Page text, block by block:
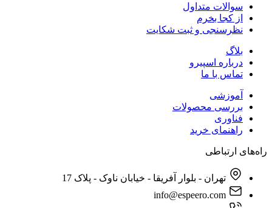
سوالات متداول
از کجا بخرم
نظرسنجی و ثبت شکایت
بلاگ
درباره اسپیرو
تماس با ما
آموزشی
بررسی محصولات
فناوری
راهنمای خرید
راه‌های ارتباطی
تهران - بلوار آفریقا - خیابان ناوک - پلاک 17